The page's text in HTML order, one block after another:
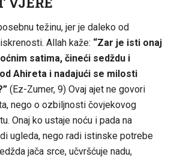
težinu, jer je daleko od
Allah kaže: “Zar je isti onaj
satima, čineći sedždu i
Ahireta i nadajući se milosti
(Ez-Zumer, 9) Ovaj ajet ne govori
nego o ozbiljnosti čovjekovog
Onaj ko ustaje noću i pada na
ugleda, nego radi istinske potrebe
jača srce, učvršćuje nadu,